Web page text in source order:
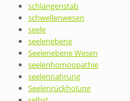
schlangenstab
schwellenwesen
seele
seelenebene
Seelenebene Wesen
seelenhomöopathie
seelennahrung
Seelenrückholung